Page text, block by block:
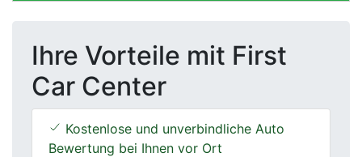
Ihre Vorteile mit First
Car Center
Kostenlose und unverbindliche Auto
Bewertung bei Ihnen vor Ort